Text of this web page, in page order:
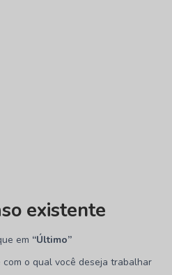
existente
em “Último”
o qual você deseja trabalhar